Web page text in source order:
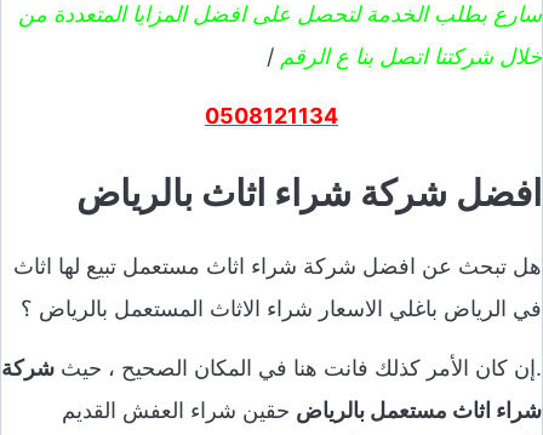
سارع بطلب الخدمة لتحصل على افضل المزايا المتعددة من
خلال شركتنا اتصل بنا ع الرقم /
0508121134
افضل شركة شراء اثاث بالرياض
هل تبحث عن افضل شركة شراء اثاث مستعمل تبيع لها اثاث
في الرياض باغلي الاسعار شراء الاثاث المستعمل بالرياض ؟
.إن كان الأمر كذلك فانت هنا في المكان الصحيح ، حيث شركة
شراء اثاث مستعمل بالرياض حقين شراء العفش القديم